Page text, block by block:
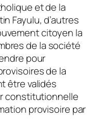
et de la
Fayulu, d’autres
citoyen la
de la société
pour
de la
être validés
constitutionnelle
provisoire par